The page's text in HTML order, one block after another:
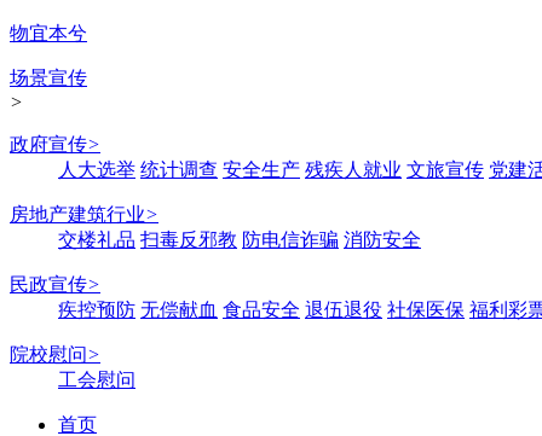
物宜本兮
场景宣传
>
政府宣传>
人大选举 统计调查 安全生产 残疾人就业 文旅宣传 党建
房地产建筑行业>
交楼礼品 扫毒反邪教 防电信诈骗 消防安全
民政宣传>
疾控预防 无偿献血 食品安全 退伍退役 社保医保 福利彩
院校慰问>
工会慰问
首页